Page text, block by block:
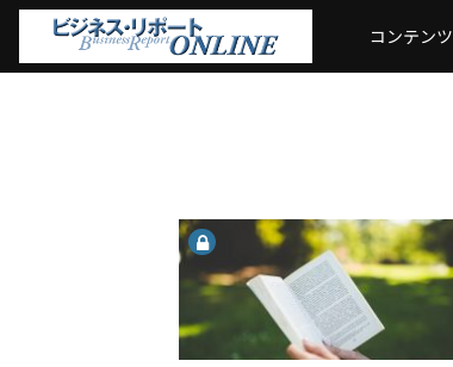
コンテンツ